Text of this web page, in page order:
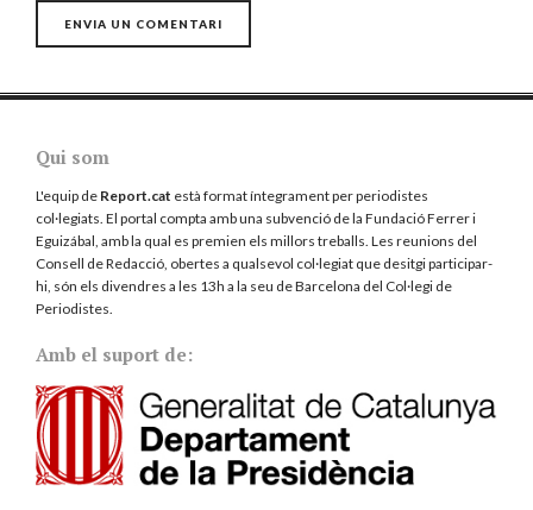
Qui som
L'equip de Report.cat està format íntegrament per periodistes
col·legiats. El portal compta amb una subvenció de la Fundació Ferrer i
Eguizábal, amb la qual es premien els millors treballs. Les reunions del
Consell de Redacció, obertes a qualsevol col·legiat que desitgi participar-
hi, són els divendres a les 13h a la seu de Barcelona del Col·legi de
Periodistes
Amb el suport de: